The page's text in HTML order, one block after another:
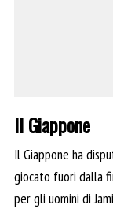
Il Giappone
Il Giappone ha
giocato fuori dalla
per gli uomini di